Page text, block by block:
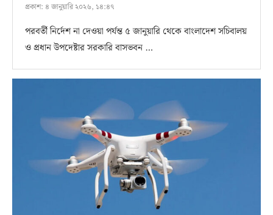
প্রকাশ: ৪ জানুয়ারি ২০২৬, ১৪:৪৭
পরবর্তী নির্দেশ না দেওয়া পর্যন্ত ৫ জানুয়ারি থেকে বাংলাদেশ সচিবালয়
ও প্রধান উপদেষ্টার সরকারি বাসভবন …